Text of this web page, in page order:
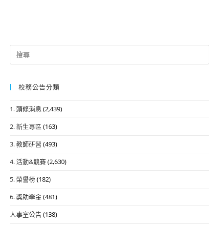
Search
for:
校務公告分類
1. 頭條消息 (2,439)
2. 新生專區 (163)
3. 教師研習 (493)
4. 活動&競賽(2,630)
5. 榮譽榜(182)
6. 獎助學金(481)
人事室公告(138)